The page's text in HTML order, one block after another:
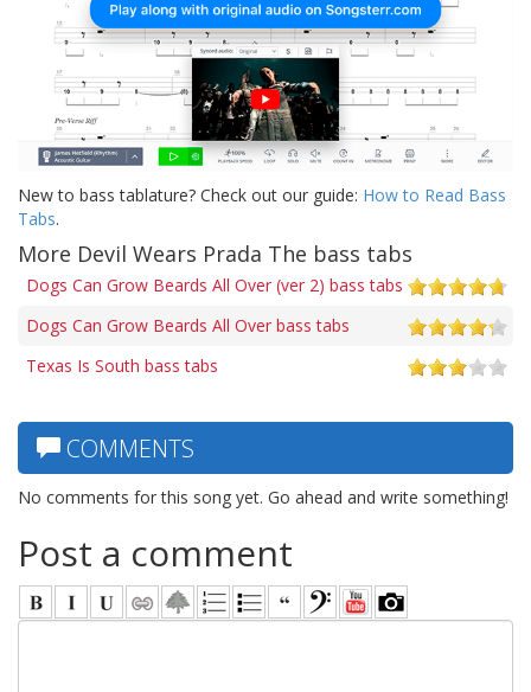
New to bass tablature? Check out our guide: How to Read Bass
Tabs.
More Devil Wears Prada The bass tabs
Dogs Can Grow Beards All Over (ver 2) bass tabs
Dogs Can Grow Beards All Over bass tabs
Texas Is South bass tabs
COMMENTS
No comments for this song yet. Go ahead and write something!
Post a comment